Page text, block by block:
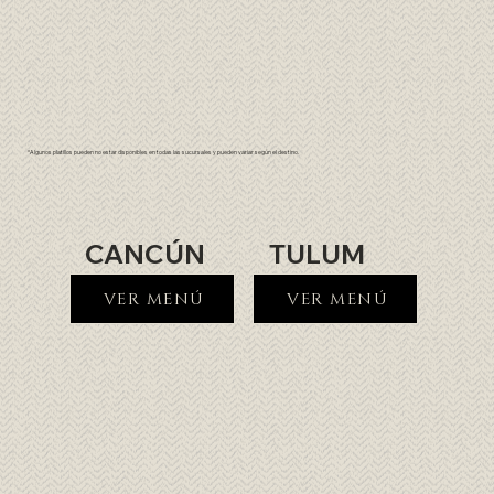
*Algunos platillos pueden no estar disponibles en todas las sucursales y pueden variar según el destino.
CANCÚN
VER MENÚ
TULUM
VER MENÚ